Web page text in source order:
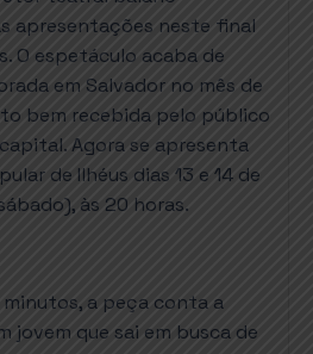
apresentações neste final
O espetáculo acaba de
em Salvador no mês de
bem recebida pelo público
Agora se apresenta
de Ilhéus dias 13 e 14 de
às 20 horas.
a peça conta a
jovem que sai em busca de